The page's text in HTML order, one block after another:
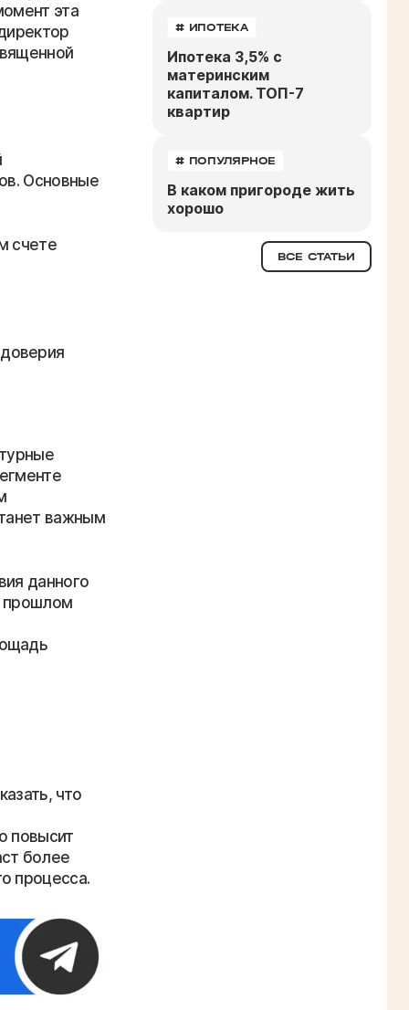
эта
Основные
счете
важным
данного
прошлом
что
повысит
более
процесса.
# ИПОТЕКА
Ипотека 3,5% с
материнским
капиталом. ТОП-7
квартир
# ПОПУЛЯРНОЕ
В каком пригороде жить
хорошо
ВСЕ СТАТЬИ